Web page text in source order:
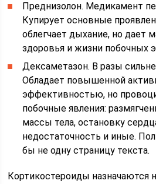
Преднизолон. Медикамент
Купирует основные
облегчает дыхание, но дает
здоровья и жизни побочных
Дексаметазон. В разы
Обладает повышенной
эффективностью, но
побочные явления:
массы тела, остановку
недостаточность и иные.
бы не одну страницу текста.
Кортикостероиды назначаются